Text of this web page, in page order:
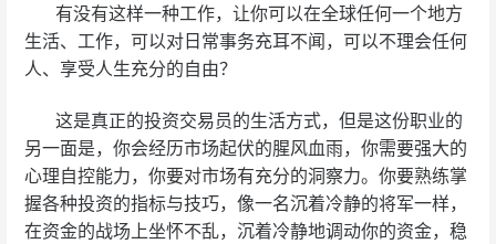
有没有这样一种工作，让你可以在全球任何一个地方
生活、工作，可以对日常事务充耳不闻，可以不理会任何
人、享受人生充分的自由？
这是真正的投资交易员的生活方式，但是这份职业的
另一面是，你会经历市场起伏的腥风血雨，你需要强大的
心理自控能力，你要对市场有充分的洞察力。你要熟练掌
握各种投资的指标与技巧，像一名沉着冷静的将军一样，
在资金的战场上坐怀不乱，沉着冷静地调动你的资金，稳